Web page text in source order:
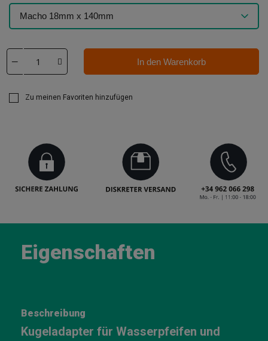
In den Warenkorb
Zu meinen Favoriten hinzufügen
Eigenschaften
Beschreibung
Kugeladapter für Wasserpfeifen und